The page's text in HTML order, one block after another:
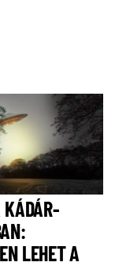
LEHET A